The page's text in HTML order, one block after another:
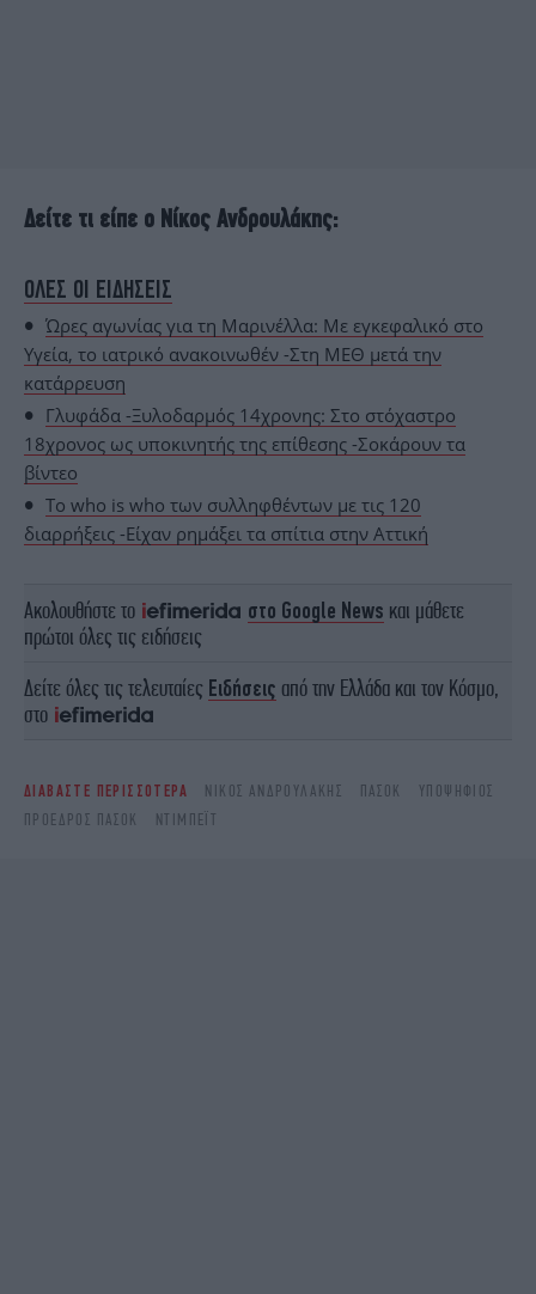
Δείτε τι είπε ο Νίκος Ανδρουλάκης:
ΟΛΕΣ ΟΙ ΕΙΔΗΣΕΙΣ
Ώρες αγωνίας για τη Μαρινέλλα: Με εγκεφαλικό στο
Υγεία, το ιατρικό ανακοινωθέν -Στη ΜΕΘ μετά την
κατάρρευση
Γλυφάδα -Ξυλοδαρμός 14χρονης: Στο στόχαστρο
18χρονος ως υποκινητής της επίθεσης -Σοκάρουν τα
βίντεο
Το who is who των συλληφθέντων με τις 120
διαρρήξεις -Είχαν ρημάξει τα σπίτια στην Αττική
Ακολουθήστε το στο Google News και μάθετε
πρώτοι όλες τις ειδήσεις
Δείτε όλες τις τελευταίες Ειδήσεις από την Ελλάδα και τον Κόσμο,
στο
ΔΙΑΒΑΣΤΕ ΠΕΡΙΣΣΟΤΕΡΑ ΝΊΚΟΣ ΑΝΔΡΟΥΛΆΚΗΣ ΠΑΣΟΚ
ΥΠΟΨΉΦΙΟΣ
ΠΡΌΕΔΡΟΣ ΠΑΣΟΚ
ΝΤΙΜΠΈΙΤ